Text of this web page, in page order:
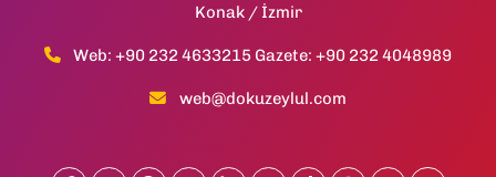
Konak / İzmir
Web: +90 232 4633215 Gazete: +90 232 4048989
web@dokuzeylul.com